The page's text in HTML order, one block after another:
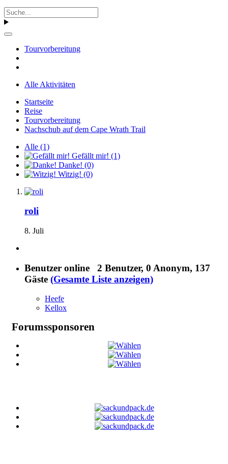
Tourvorbereitung
Alle Aktivitäten
Startseite
Reise
Tourvorbereitung
Nachschub auf dem Cape Wrath Trail
Alle (1)
Gefällt mir! (1)
Danke! (0)
Witzig! (0)
roli
8. Juli
Benutzer online 2 Benutzer, 0 Anonym, 137
Gäste (Gesamte Liste anzeigen)
Heefe
Kellox
Forumssponsoren